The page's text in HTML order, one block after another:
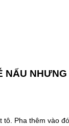
NẤU
Pha thêm vào